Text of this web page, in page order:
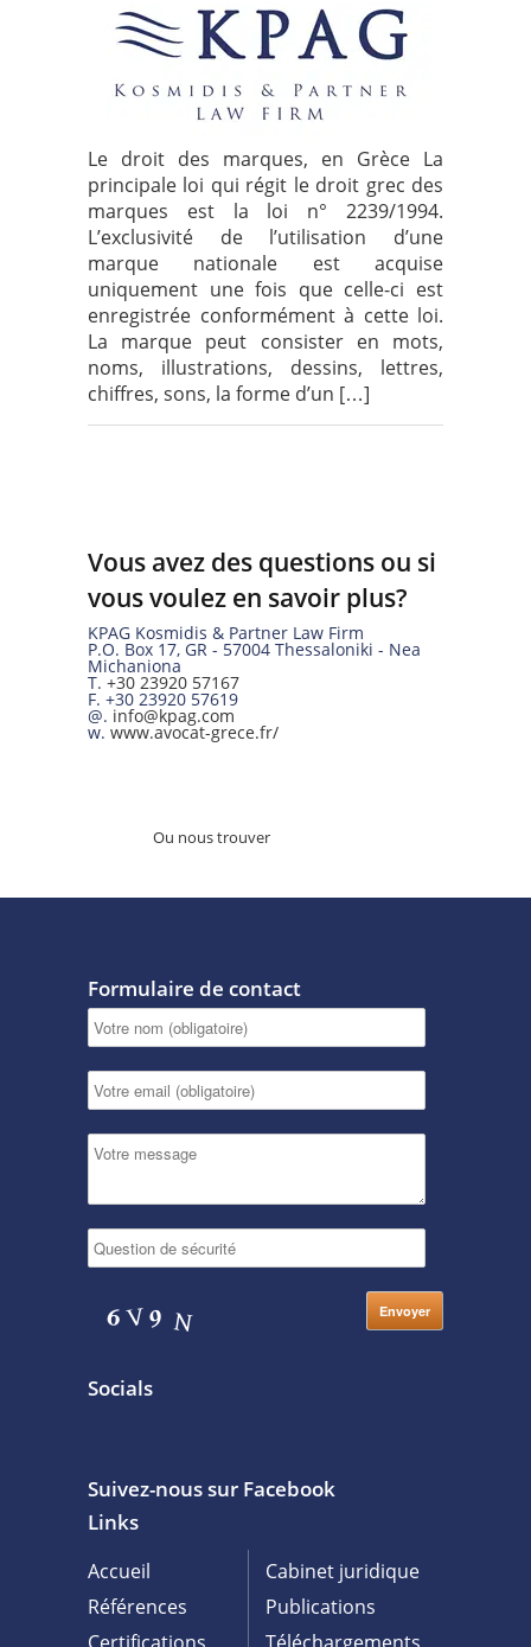
Le droit des marques, en Grèce La
principale loi qui régit le droit grec des
marques est la loi n° 2239/1994.
L’exclusivité de l’utilisation d’une
marque nationale est acquise
uniquement une fois que celle-ci est
enregistrée conformément à cette loi.
La marque peut consister en mots,
noms, illustrations, dessins, lettres,
chiffres, sons, la forme d’un […]
Vous avez des questions ou si
vous voulez en savoir plus?
KPAG Kosmidis & Partner Law Firm
P.O. Box 17, GR - 57004 Thessaloniki - Nea
Michaniona
T. +30 23920 57167
F. +30 23920 57619
@. info@kpag.com
w. www.avocat-grece.fr/
Ou nous trouver
Formulaire de contact
Socials
Suivez-nous sur Facebook
Links
Accueil
Cabinet juridique
Références
Publications